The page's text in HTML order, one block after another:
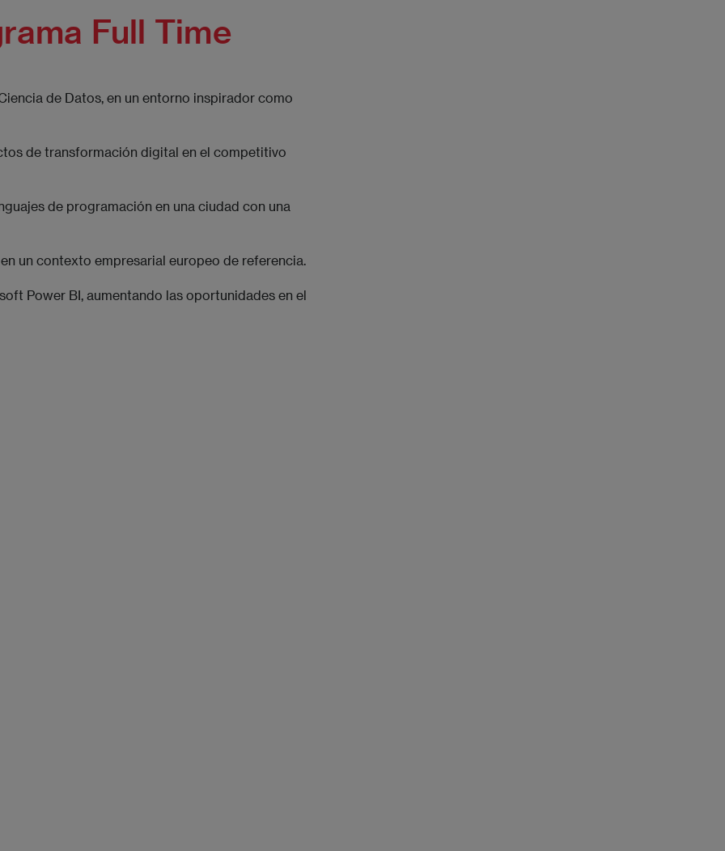
Full Time
de Datos, en un entorno inspirador como
de transformación digital en el competitivo
de programación en una ciudad con una
un contexto empresarial europeo de referencia.
Power BI, aumentando las oportunidades en el